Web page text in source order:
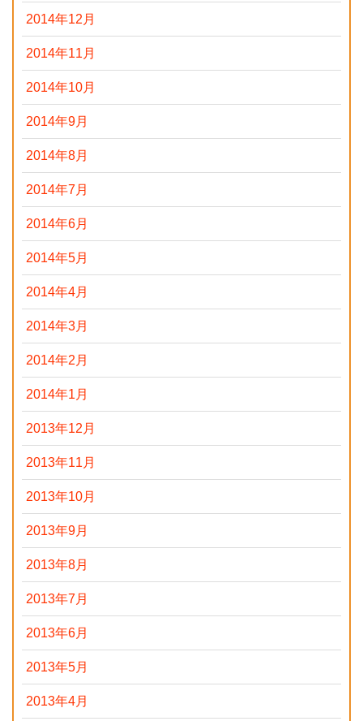
2014年12月
2014年11月
2014年10月
2014年9月
2014年8月
2014年7月
2014年6月
2014年5月
2014年4月
2014年3月
2014年2月
2014年1月
2013年12月
2013年11月
2013年10月
2013年9月
2013年8月
2013年7月
2013年6月
2013年5月
2013年4月